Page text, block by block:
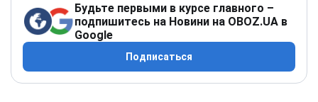
Будьте первыми в курсе главного –
подпишитесь на Новини на OBOZ.UA в
Google
Подписаться